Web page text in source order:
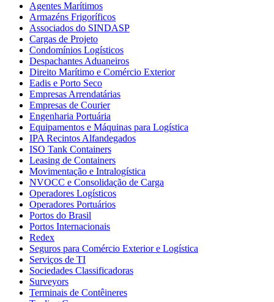
Agentes Marítimos
Armazéns Frigoríficos
Associados do SINDASP
Cargas de Projeto
Condomínios Logísticos
Despachantes Aduaneiros
Direito Marítimo e Comércio Exterior
Eadis e Porto Seco
Empresas Arrendatárias
Empresas de Courier
Engenharia Portuária
Equipamentos e Máquinas para Logística
IPA Recintos Alfandegados
ISO Tank Containers
Leasing de Containers
Movimentação e Intralogística
NVOCC e Consolidação de Carga
Operadores Logísticos
Operadores Portuários
Portos do Brasil
Portos Internacionais
Redex
Seguros para Comércio Exterior e Logística
Serviços de TI
Sociedades Classificadoras
Surveyors
Terminais de Contêineres